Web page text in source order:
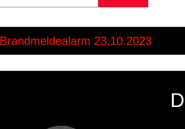
Brandmeldealarm 23.10.2023